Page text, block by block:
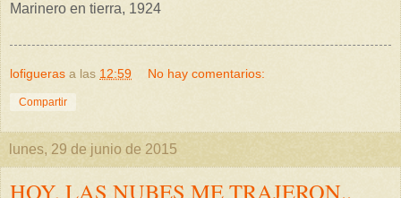
Marinero en tierra, 1924
lofigueras a las 12:59 No hay comentarios:
Compartir
lunes, 29 de junio de 2015
HOY, LAS NUBES ME TRAJERON..